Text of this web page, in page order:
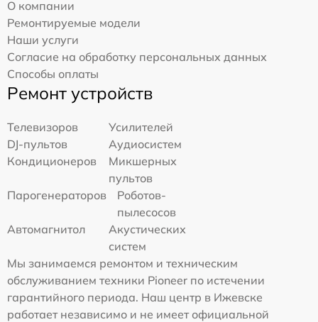
О компании
Ремонтируемые модели
Наши услуги
Согласие на обработку персональных данных
Способы оплаты
Ремонт устройств
Телевизоров
Усилителей
DJ-пультов
Аудиосистем
Кондиционеров
Микшерных
пультов
Парогенераторов
Роботов-
пылесосов
Автомагнитол
Акустических
систем
Мы занимаемся ремонтом и техническим
обслуживанием техники Pioneer по истечении
гарантийного периода. Наш центр в Ижевске
работает независимо и не имеет официальной